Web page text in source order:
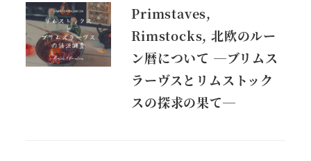
Primstaves,
Rimstocks, 北欧のルー
ン暦について ―ブリムス
ラーヴスとリムストック
スの探求の果て―